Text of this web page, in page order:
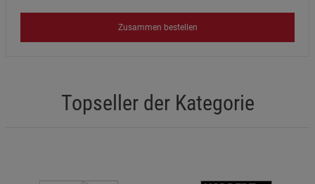
Zusammen bestellen
Topseller der Kategorie